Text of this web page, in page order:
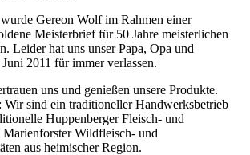
Gereon Wolf im Rahmen einer
Meisterbrief für 50 Jahre meisterlichen
Leider hat uns unser Papa, Opa und
2011 für immer verlassen.
uns und genießen unsere Produkte.
Wir sind ein traditioneller Handwerksbetrieb
Huppenberger Fleisch- und
Marienforster Wildfleisch- und
aus heimischer Region.